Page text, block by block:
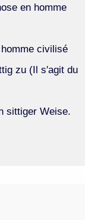
en homme
civilisé
zu (Il s'agit du
sittiger Weise.